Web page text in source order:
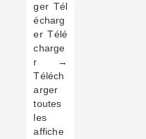
ger Tél
écharg
er Télé
charge
r →
Téléch
arger
toutes
les
affiche